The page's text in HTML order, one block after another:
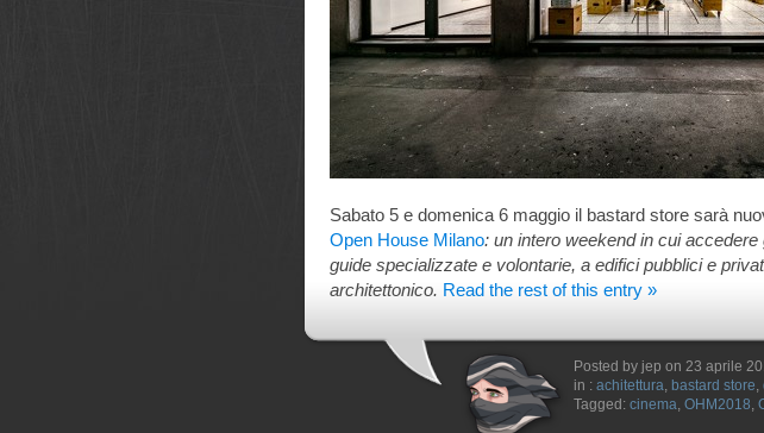
Sabato 5 e domenica 6 maggio il bastard store sarà
Open House Milano: un intero weekend in cui
guide specializzate e volontarie, a edifici pubblici e
architettonico. Read the rest of this entry »
Posted by jep on 23 aprile
in : achitettura, bastard store,
Tagged: cinema, OHM2018,